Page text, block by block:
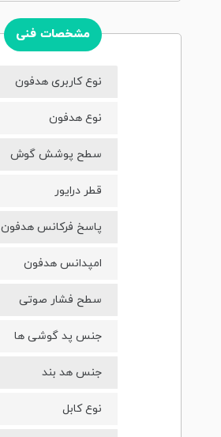
مشخصات فنی
نوع کاربری هدفون
نوع هدفون
سطح پوشش گوش
قطر درایور
پاسخ فرکانس هدفون
امپدانس هدفون
سطح فشار صوتی
جنس پد گوشی ها
جنس هد بند
نوع کابل